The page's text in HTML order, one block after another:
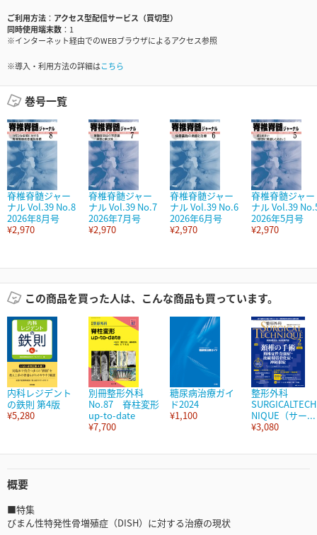
ご利用方法
アクセス型配信サービス（買切型）
同時使用端末数
1
※インターネット経由でのWEBブラウザによるアクセス参照
※導入・利用方法の詳細はこちら
巻号一覧
脊椎脊髄ジャー
ナル Vol.39 No.8
2026年8月号
¥2,970
脊椎脊髄ジャー
ナル Vol.39 No.7
2026年7月号
¥2,970
脊椎脊髄ジャー
ナル Vol.39 No.6
2026年6月号
¥2,970
脊椎脊髄ジャー
ナル Vol.39
2026年5月号
¥2,970
この商品を買った人は、こんな商品も買っています。
内科レジデント
の鉄則 第4版
¥5,280
別冊整形外科
No.87 脊柱変形
up-to-date
¥7,700
糖尿病治療ガイ
ド2024
¥1,100
整形外科
SURGICALTECH
NIQUE（サー...
¥3,080
概要
■特集
びまん性特発性骨増殖症（DISH）に対する治療の現状